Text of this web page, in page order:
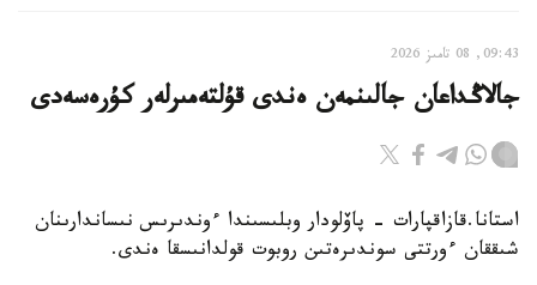
09:43, 08 تامىز 2026
جالاڭداعان جالىنمەن ەندى قۇلتەمىرلەر كۇرەسەدى
استانا.قازاقپارات - پاۆلودار وبلىسىندا ءوندىرىس نىساندارىنان
شىققان ءورتتى سوندىرەتىن روبوت قولدانىسقا ەندى.